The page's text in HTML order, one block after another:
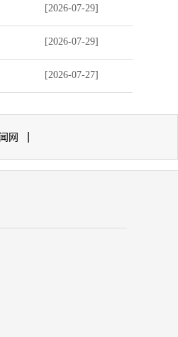
[2026-07-29]
[2026-07-29]
[2026-07-27]
网